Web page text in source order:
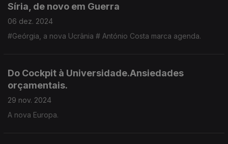
Síria, de novo em Guerra
06 dez. 2024
#Geórgia, a nova Ucrânia # António Costa marca agenda.
Do Cockpit à Universidade.Ansiedades
orçamentais.
29 nov. 2024
A nova Europa.